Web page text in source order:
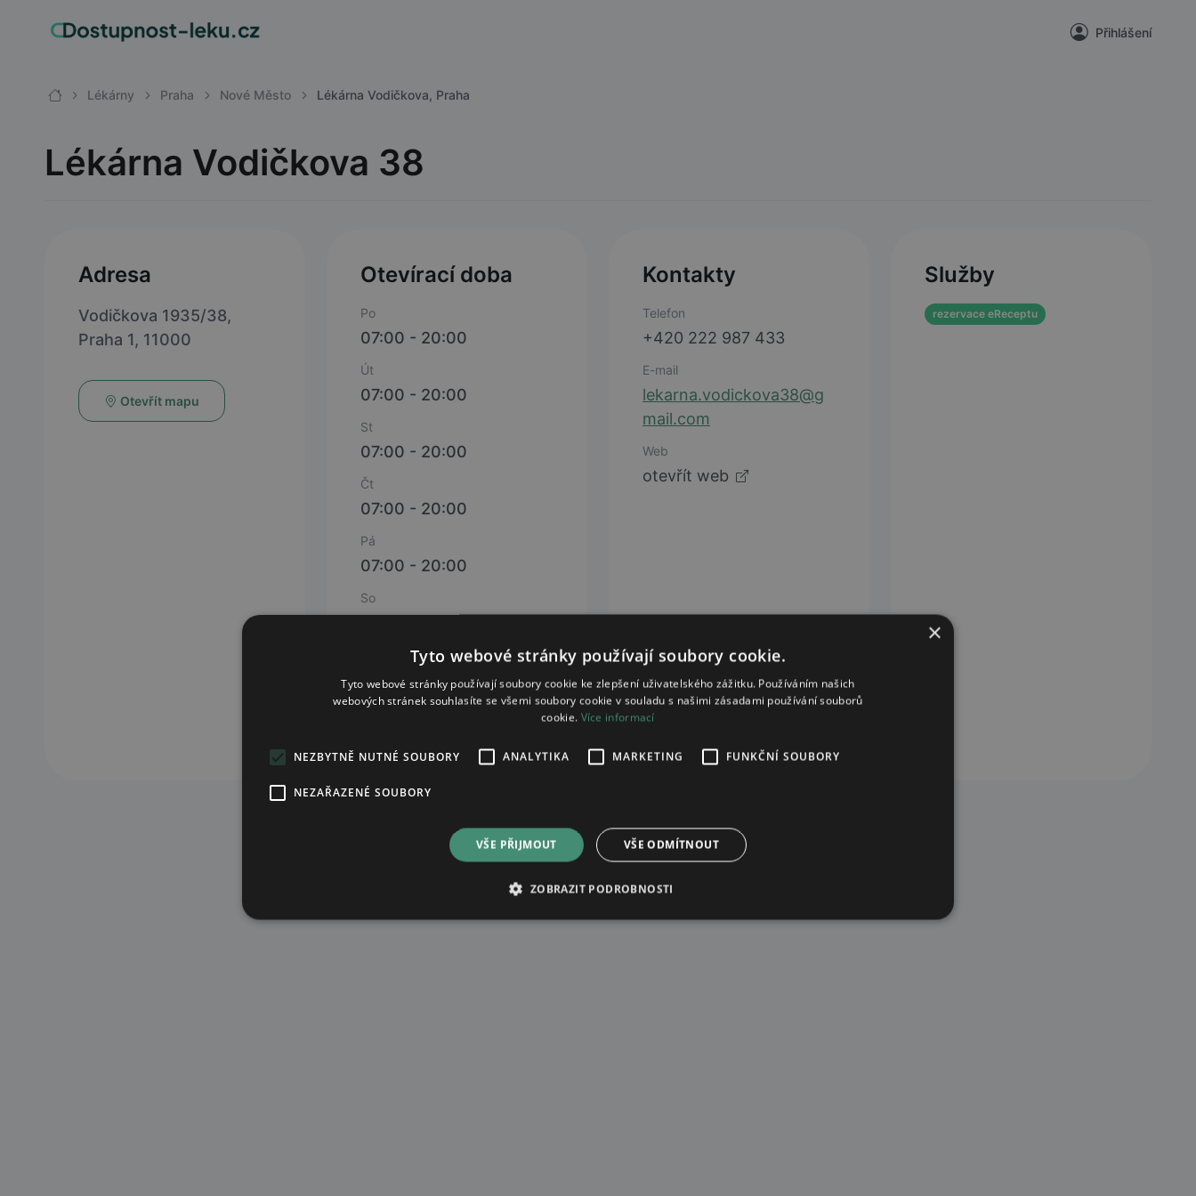
Přihlášení
Lékárny Praha Nové Město Lékárna Vodičkova, Praha
Lékárna Vodičkova 38
Adresa
Vodičkova 1935/38,
Praha 1, 11000
Otevřít mapu
Otevírací doba
Po
07:00 - 20:00
Út
07:00 - 20:00
St
07:00 - 20:00
Čt
07:00 - 20:00
Pá
07:00 - 20:00
So
- 20:00
státní svátek 09:00 – 20:00
Kontakty
Telefon
+420 222 987 433
E-mail
lekarna.vodickova38@g
mail.com
Web
otevřít web
Služby
rezervace eReceptu
×
Tyto webové stránky používají soubory cookie.
Tyto webové stránky používají soubory cookie ke zlepšení uživatelského zážitku. Používáním našich
webových stránek souhlasíte se všemi soubory cookie v souladu s našimi zásadami používání souborů
cookie. Více informací
NEZBYTNĚ NUTNÉ SOUBORY ANALYTIKA MARKETING FUNKČNÍ SOUBORY
NEZAŘAZENÉ SOUBORY
VŠE PŘIJMOUT VŠE ODMÍTNOUT
ZOBRAZIT PODROBNOSTI